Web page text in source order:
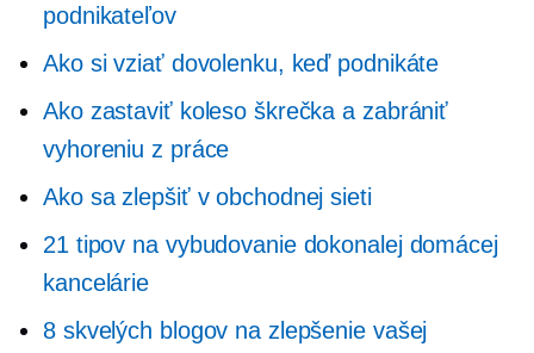
podnikateľov
Ako si vziať dovolenku, keď podnikáte
Ako zastaviť koleso škrečka a zabrániť
vyhoreniu z práce
Ako sa zlepšiť v obchodnej sieti
21 tipov na vybudovanie dokonalej domácej
kancelárie
8 skvelých blogov na zlepšenie vašej